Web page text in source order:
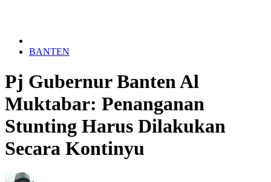
BANTEN
Pj Gubernur Banten Al
Muktabar: Penanganan
Stunting Harus Dilakukan
Secara Kontinyu